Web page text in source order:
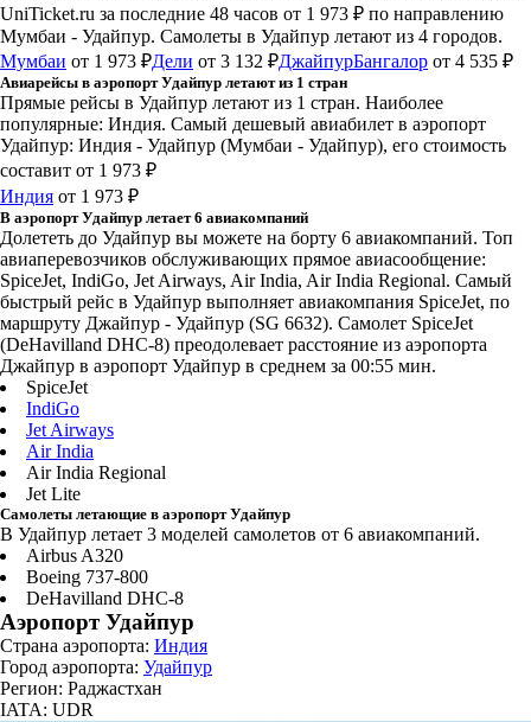
UniTicket.ru за последние 48 часов от 1 973 ₽ по направлению
Мумбаи - Удайпур. Самолеты в Удайпур летают из 4 городов.
Мумбаи от 1 973 ₽Дели от 3 132 ₽ДжайпурБангалор от 4 535 ₽
Авиарейсы в аэропорт Удайпур летают из 1 стран
Прямые рейсы в Удайпур летают из 1 стран. Наиболее
популярные: Индия. Самый дешевый авиабилет в аэропорт
Удайпур: Индия - Удайпур (Мумбаи - Удайпур), его стоимость
составит от 1 973 ₽
Индия от 1 973 ₽
В аэропорт Удайпур летает 6 авиакомпаний
Долететь до Удайпур вы можете на борту 6 авиакомпаний. Топ
авиаперевозчиков обслуживающих прямое авиасообщение:
SpiceJet, IndiGo, Jet Airways, Air India, Air India Regional. Самый
быстрый рейс в Удайпур выполняет авиакомпания SpiceJet, по
маршруту Джайпур - Удайпур (SG 6632). Самолет SpiceJet
(DeHavilland DHC-8) преодолевает расстояние из аэропорта
Джайпур в аэропорт Удайпур в среднем за 00:55 мин.
SpiceJet
IndiGo
Jet Airways
Air India
Air India Regional
Jet Lite
Самолеты летающие в аэропорт Удайпур
В Удайпур летает 3 моделей самолетов от 6 авиакомпаний.
Airbus A320
Boeing 737-800
DeHavilland DHC-8
Аэропорт Удайпур
Страна аэропорта: Индия
Город аэропорта: Удайпур
Регион: Раджастхан
IATA: UDR